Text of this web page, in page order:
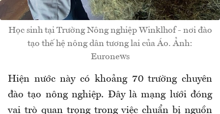
Học sinh tại Trường Nông nghiệp Winklhof - nơi đào
tạo thế hệ nông dân tương lai của Áo. Ảnh:
Euronews
Hiện nước này có khoảng 70 trường chuyên
đào tạo nông nghiệp. Đây là mạng lưới đóng
vai trò quan trọng trong việc chuẩn bị nguồn